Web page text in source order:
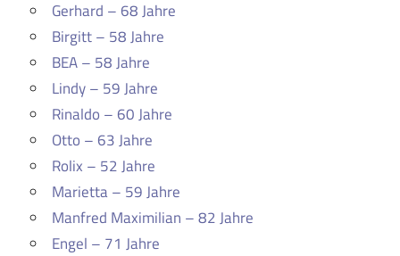
Gerhard – 68 Jahre
Birgitt – 58 Jahre
BEA – 58 Jahre
Lindy – 59 Jahre
Rinaldo – 60 Jahre
Otto – 63 Jahre
Rolix – 52 Jahre
Marietta – 59 Jahre
Manfred Maximilian – 82 Jahre
Engel – 71 Jahre